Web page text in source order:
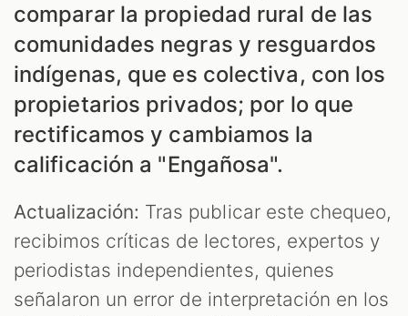
comparar la propiedad rural de las
comunidades negras y resguardos
indígenas, que es colectiva, con los
propietarios privados; por lo que
rectificamos y cambiamos la
calificación a "Engañosa".
Actualización: Tras publicar este chequeo,
recibimos críticas de lectores, expertos y
periodistas independientes, quienes
señalaron un error de interpretación en los